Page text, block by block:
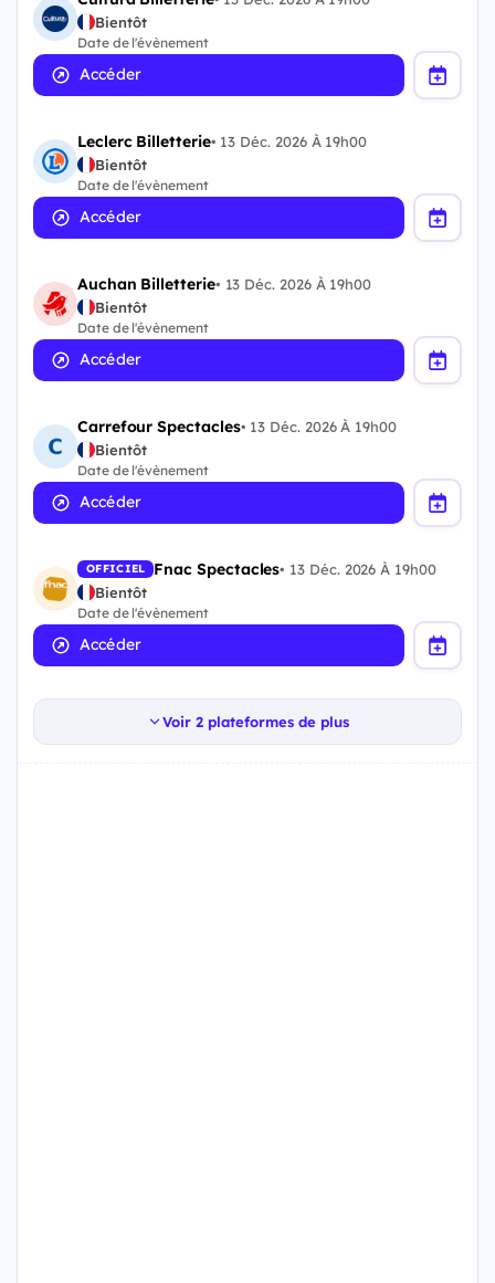
Bientôt
Date de l'évènement
Accéder
Leclerc Billetterie• 13 Déc. 2026 À 19h00
Bientôt
Date de l'évènement
Accéder
Auchan Billetterie• 13 Déc. 2026 À 19h00
Bientôt
Date de l'évènement
Accéder
Carrefour Spectacles• 13 Déc. 2026 À 19h00
Bientôt
Date de l'évènement
Accéder
OFFICIEL Fnac Spectacles• 13 Déc. 2026 À 19h00
Bientôt
Date de l'évènement
Accéder
Voir 2 plateformes de plus